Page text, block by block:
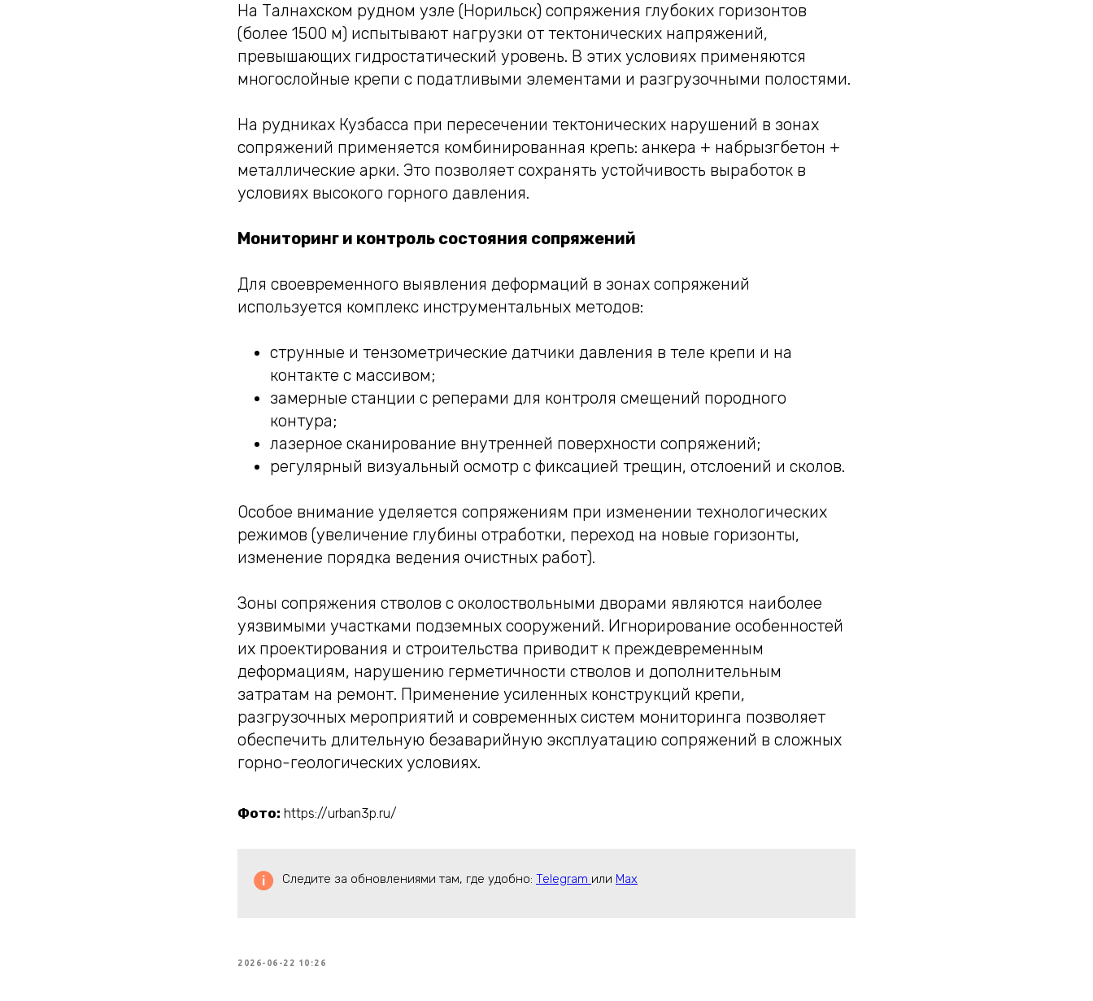
На Талнахском рудном узле (Норильск) сопряжения глубоких горизонтов
(более 1500 м) испытывают нагрузки от тектонических напряжений,
превышающих гидростатический уровень. В этих условиях применяются
многослойные крепи с податливыми элементами и разгрузочными полостями.
На рудниках Кузбасса при пересечении тектонических нарушений в зонах
сопряжений применяется комбинированная крепь: анкера + набрызгбетон +
металлические арки. Это позволяет сохранять устойчивость выработок в
условиях высокого горного давления.
Мониторинг и контроль состояния сопряжений
Для своевременного выявления деформаций в зонах сопряжений
используется комплекс инструментальных методов:
струнные и тензометрические датчики давления в теле крепи и на
контакте с массивом;
замерные станции с реперами для контроля смещений породного
контура;
лазерное сканирование внутренней поверхности сопряжений;
регулярный визуальный осмотр с фиксацией трещин, отслоений и сколов.
Особое внимание уделяется сопряжениям при изменении технологических
режимов (увеличение глубины отработки, переход на новые горизонты,
изменение порядка ведения очистных работ).
Зоны сопряжения стволов с околоствольными дворами являются наиболее
уязвимыми участками подземных сооружений. Игнорирование особенностей
их проектирования и строительства приводит к преждевременным
деформациям, нарушению герметичности стволов и дополнительным
затратам на ремонт. Применение усиленных конструкций крепи,
разгрузочных мероприятий и современных систем мониторинга позволяет
обеспечить длительную безаварийную эксплуатацию сопряжений в сложных
горно-геологических условиях.
Фото: https://urban3p.ru/
Следите за обновлениями там, где удобно: Telegram или Max
2026-06-22 10:26